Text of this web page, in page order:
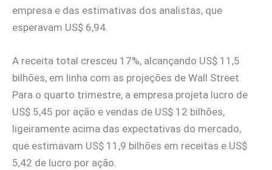
empresa e das estimativas dos analistas, que
esperavam US$ 6,94.
A receita total cresceu 17%, alcançando US$ 11,5
bilhões, em linha com as projeções de Wall Street.
Para o quarto trimestre, a empresa projeta lucro de
US$ 5,45 por ação e vendas de US$ 12 bilhões,
ligeiramente acima das expectativas do mercado,
que estimavam US$ 11,9 bilhões em receitas e US$
5,42 de lucro por ação.